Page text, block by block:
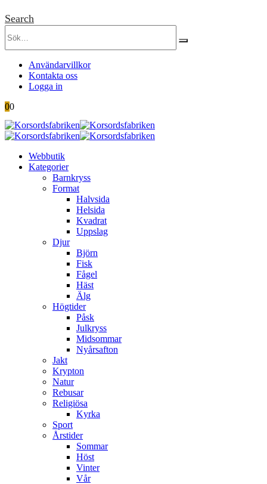
Search
Användarvillkor
Kontakta oss
Logga in
00
Webbutik
Kategorier
Barnkryss
Format
Halvsida
Helsida
Kvadrat
Uppslag
Djur
Björn
Fisk
Fågel
Häst
Älg
Högtider
Påsk
Julkryss
Midsommar
Nyårsafton
Jakt
Krypton
Natur
Rebusar
Religiösa
Kyrka
Sport
Årstider
Sommar
Höst
Vinter
Vår